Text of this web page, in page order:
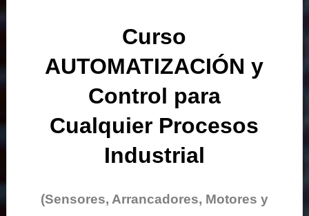
Curso
AUTOMATIZACIÓN y
Control para
Cualquier Procesos
Industrial
(Sensores, Arrancadores, Motores y